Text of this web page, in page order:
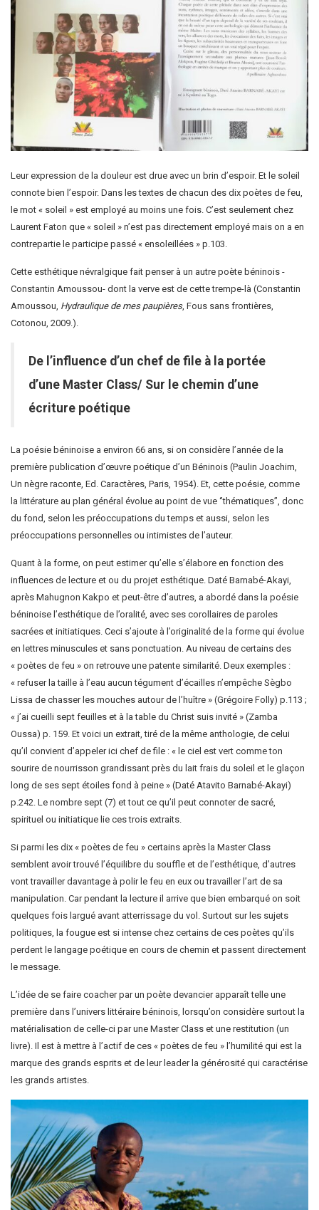
Leur expression de la douleur est drue avec un brin d’espoir. Et le soleil
connote bien l’espoir. Dans les textes de chacun des dix poètes de feu,
le mot « soleil » est employé au moins une fois. C’est seulement chez
Laurent Faton que « soleil » n’est pas directement employé mais on a en
contrepartie le participe passé « ensoleillées » p.103.
Cette esthétique névralgique fait penser à un autre poète béninois -
Constantin Amoussou- dont la verve est de cette trempe-là (Constantin
Amoussou, Hydraulique de mes paupières, Fous sans frontières,
Cotonou, 2009.).
De l’influence d’un chef de file à la portée
d’une Master Class/ Sur le chemin d’une
écriture poétique
La poésie béninoise a environ 66 ans, si on considère l’année de la
première publication d’œuvre poétique d’un Béninois (Paulin Joachim,
Un nègre raconte, Ed. Caractères, Paris, 1954). Et, cette poésie, comme
la littérature au plan général évolue au point de vue ‘’thématiques’’, donc
du fond, selon les préoccupations du temps et aussi, selon les
préoccupations personnelles ou intimistes de l’auteur.
Quant à la forme, on peut estimer qu’elle s’élabore en fonction des
influences de lecture et ou du projet esthétique. Daté Barnabé-Akayi,
après Mahugnon Kakpo et peut-être d’autres, a abordé dans la poésie
béninoise l’esthétique de l’oralité, avec ses corollaires de paroles
sacrées et initiatiques. Ceci s’ajoute à l’originalité de la forme qui évolue
en lettres minuscules et sans ponctuation. Au niveau de certains des
« poètes de feu » on retrouve une patente similarité. Deux exemples :
« refuser la taille à l’eau aucun tégument d’écailles n’empêche Sègbo
Lissa de chasser les mouches autour de l’huître » (Grégoire Folly) p.113 ;
« j’ai cueilli sept feuilles et à la table du Christ suis invité » (Zamba
Oussa) p. 159. Et voici un extrait, tiré de la même anthologie, de celui
qu’il convient d’appeler ici chef de file : « le ciel est vert comme ton
sourire de nourrisson grandissant près du lait frais du soleil et le glaçon
long de ses sept étoiles fond à peine » (Daté Atavito Barnabé-Akayi)
p.242. Le nombre sept (7) et tout ce qu’il peut connoter de sacré,
spirituel ou initiatique lie ces trois extraits.
Si parmi les dix « poètes de feu » certains après la Master Class
semblent avoir trouvé l’équilibre du souffle et de l’esthétique, d’autres
vont travailler davantage à polir le feu en eux ou travailler l’art de sa
manipulation. Car pendant la lecture il arrive que bien embarqué on soit
quelques fois largué avant atterrissage du vol. Surtout sur les sujets
politiques, la fougue est si intense chez certains de ces poètes qu’ils
perdent le langage poétique en cours de chemin et passent directement
le message.
L’idée de se faire coacher par un poète devancier apparaît telle une
première dans l’univers littéraire béninois, lorsqu’on considère surtout la
matérialisation de celle-ci par une Master Class et une restitution (un
livre). Il est à mettre à l’actif de ces « poètes de feu » l’humilité qui est la
marque des grands esprits et de leur leader la générosité qui caractérise
les grands artistes.